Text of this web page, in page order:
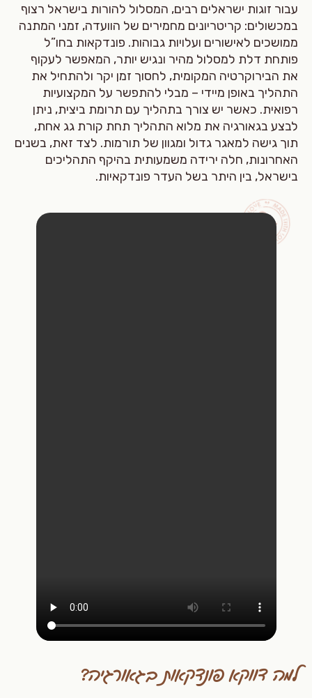
עבור זוגות ישראלים רבים, המסלול להורות בישראל רצוף
במכשולים: קריטריונים מחמירים של הוועדה, זמני המתנה
ממושכים לאישורים ועלויות גבוהות. פונדקאות בחו”ל
פותחת דלת למסלול מהיר ונגיש יותר, המאפשר לעקוף
את הבירוקרטיה המקומית, לחסוך זמן יקר ולהתחיל את
התהליך באופן מיידי – מבלי להתפשר על המקצועיות
רפואית. כאשר יש צורך בתהליך עם תרומת ביצית, ניתן
לבצע בגאורגיה את מלוא התהליך תחת קורת גג אחת,
תוך גישה למאגר גדול ומגוון של תורמות. לצד זאת, בשנים
האחרונות, חלה ירידה משמעותית בהיקף התהליכים
בישראל, בין היתר בשל העדר פונדקאיות.
למה דווקא פונדקאות בגאורגיה?